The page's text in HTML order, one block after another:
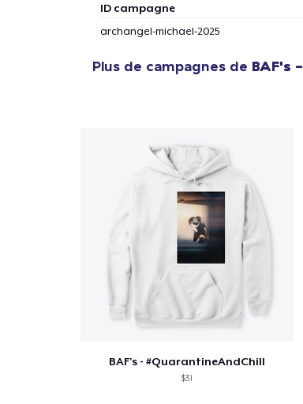
ID campagne
archangel-michael-2025
Plus de campagnes de BAF's -
BAF's - #QuarantineAndChill
$31